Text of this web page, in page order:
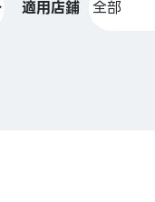
適用店鋪